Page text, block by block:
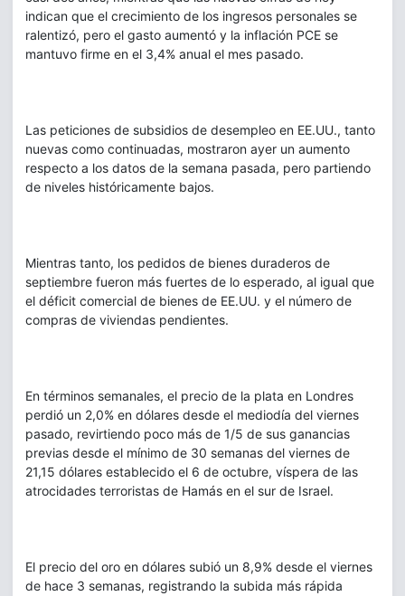
indican que el crecimiento de los ingresos personales se
ralentizó, pero el gasto aumentó y la inflación PCE se
mantuvo firme en el 3,4% anual el mes pasado.
Las peticiones de subsidios de desempleo en EE.UU., tanto
nuevas como continuadas, mostraron ayer un aumento
respecto a los datos de la semana pasada, pero partiendo
de niveles históricamente bajos.
Mientras tanto, los pedidos de bienes duraderos de
septiembre fueron más fuertes de lo esperado, al igual que
el déficit comercial de bienes de EE.UU. y el número de
compras de viviendas pendientes.
En términos semanales, el precio de la plata en Londres
perdió un 2,0% en dólares desde el mediodía del viernes
pasado, revirtiendo poco más de 1/5 de sus ganancias
previas desde el mínimo de 30 semanas del viernes de
21,15 dólares establecido el 6 de octubre, víspera de las
atrocidades terroristas de Hamás en el sur de Israel.
El precio del oro en dólares subió un 8,9% desde el viernes
de hace 3 semanas, registrando la subida más rápida